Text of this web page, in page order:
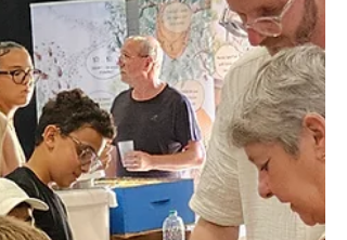
écoles maternelles et primaires à
l'importance des abeilles, des
pollinisateurs et de la biodiversité.